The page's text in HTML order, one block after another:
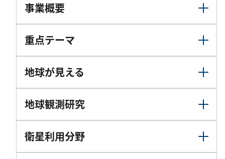
事業概要
重点テーマ
地球が見える
地球観測研究
衛星利用分野